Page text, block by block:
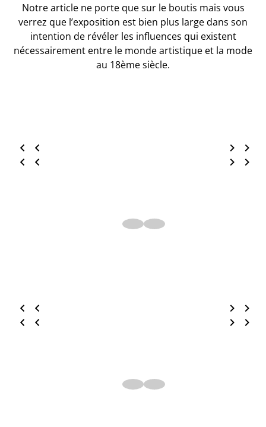
Notre article ne porte que sur le boutis mais vous
verrez que l’exposition est bien plus large dans son
intention de révéler les influences qui existent
nécessairement entre le monde artistique et la mode
au 18ème siècle.